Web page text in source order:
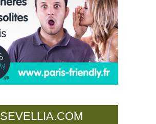
SEVELLIA.COM